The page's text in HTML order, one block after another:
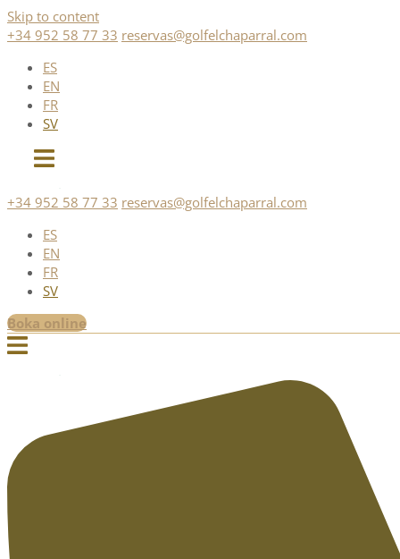
Skip to content
+34 952 58 77 33 reservas@golfelchaparral.com
ES
EN
FR
SV
+34 952 58 77 33 reservas@golfelchaparral.com
ES
EN
FR
SV
Boka online